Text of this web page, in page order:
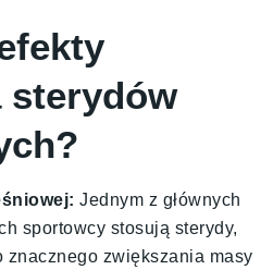
sterydów
Jednym z głównych
sportowcy stosują sterydy,
znacznego zwiększania masy